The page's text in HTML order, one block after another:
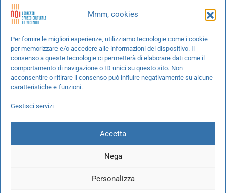
Mmm, cookies
Per fornire le migliori esperienze, utilizziamo tecnologie come i cookie
per memorizzare e/o accedere alle informazioni del dispositivo. Il
consenso a queste tecnologie ci permetterà di elaborare dati come il
comportamento di navigazione o ID unici su questo sito. Non
acconsentire o ritirare il consenso può influire negativamente su alcune
caratteristiche e funzioni.
Gestisci servizi
Accetta
Nega
Personalizza
Chi siamo
Progetti speciali
Richiedi un libro
Spedizioni
Cookie Policy
10694580969